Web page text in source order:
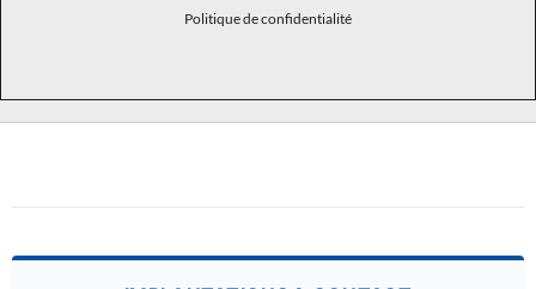
Politique de confidentialité